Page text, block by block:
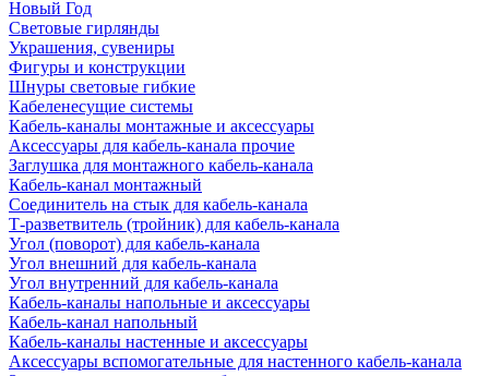
Новый Год
Световые гирлянды
Украшения, сувениры
Фигуры и конструкции
Шнуры световые гибкие
Кабеленесущие системы
Кабель-каналы монтажные и аксессуары
Аксессуары для кабель-канала прочие
Заглушка для монтажного кабель-канала
Кабель-канал монтажный
Соединитель на стык для кабель-канала
Т-разветвитель (тройник) для кабель-канала
Угол (поворот) для кабель-канала
Угол внешний для кабель-канала
Угол внутренний для кабель-канала
Кабель-каналы напольные и аксессуары
Кабель-канал напольный
Кабель-каналы настенные и аксессуары
Аксессуары вспомогательные для настенного кабель-канала